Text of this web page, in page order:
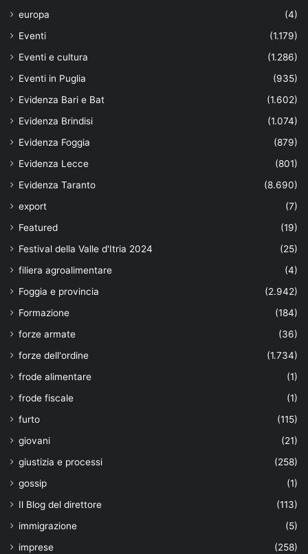
europa
(4)
Eventi
(1.179)
Eventi e cultura
(1.286)
Eventi in Puglia
(935)
Evidenza Bari e Bat
(1.602)
Evidenza Brindisi
(1.074)
Evidenza Foggia
(879)
Evidenza Lecce
(801)
Evidenza Taranto
(8.690)
export
(7)
Featured
(19)
Festival della Valle d'Itria 2024
(25)
filiera agroalimentare
(4)
Foggia e provincia
(2.942)
Formazione
(184)
forze armate
(36)
forze dell'ordine
(1.734)
frode alimentare
(1)
frode fiscale
(1)
furto
(115)
giovani
(21)
giustizia e processi
(258)
gossip
(1)
Il Blog del direttore
(113)
immigrazione
(5)
imprese
(258)